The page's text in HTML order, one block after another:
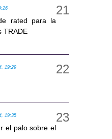
rated para la
TRADE
19:29
19:35
el palo sobre el